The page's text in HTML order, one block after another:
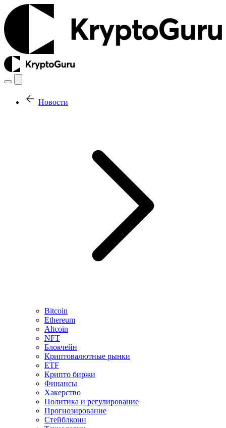
Новости
Bitcoin
Ethereum
Altcoin
NFT
Блокчейн
Криптовалютные рынки
ETF
Крипто биржи
Финансы
Хакерство
Политика и регулирование
Прогнозирование
Стейблкоин